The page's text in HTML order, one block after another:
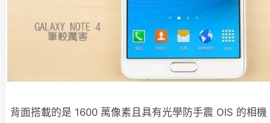
背面搭載的是 1600 萬像素且具有光學防手震 OIS 的相